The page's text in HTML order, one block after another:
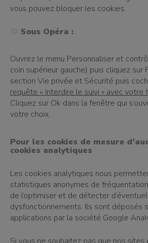
vous pouvez bloquer les cookies.
Sous Opéra :
Ouvrez le menu Personnaliser et
coin supérieur gauche) puis cliquez sur
section Vie privée et Sécurité puis
requête « Interdire le suivi » avec votre
Cliquez sur Ok dans la fenêtre qui
votre choix.
Pour les cookies de mesure
cookies analytiques
Les cookies analytiques nous
statistiques anonymes de
de l’optimiser et de détecter
dysfonctionnements. Ils sont déposés
applications par la société Google